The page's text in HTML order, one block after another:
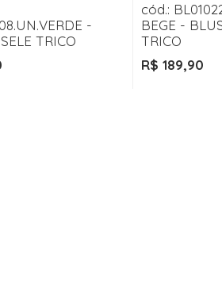
-
TRICO
cód.:
BEGE -
TRICO
R$ 189,90